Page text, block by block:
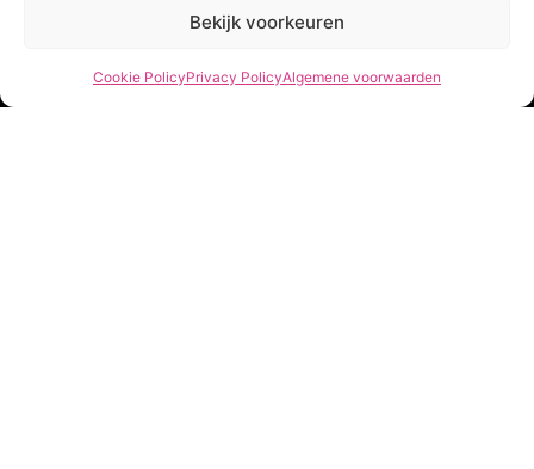
Bekijk voorkeuren
Cookie PolicyPrivacy PolicyAlgemene voorwaarden